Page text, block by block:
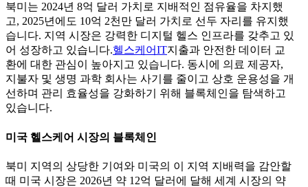
북미는 2024년 8억 달러 가치로 지배적인 점유율을 차지했
고, 2025년에도 10억 2천만 달러 가치로 선두 자리를 유지했
습니다. 지역 시장은 강력한 디지털 헬스 인프라를 갖추고 있
어 성장하고 있습니다.헬스케어IT지출과 안전한 데이터 교
환에 대한 관심이 높아지고 있습니다. 동시에 의료 제공자,
지불자 및 생명 과학 회사는 사기를 줄이고 상호 운용성을 개
선하며 관리 효율성을 강화하기 위해 블록체인을 탐색하고
있습니다.
미국 헬스케어 시장의 블록체인
북미 지역의 상당한 기여와 미국의 이 지역 지배력을 감안할
때 미국 시장은 2026년 약 12억 달러에 달해 세계 시장의 약